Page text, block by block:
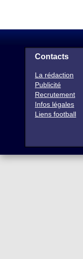
Contacts
La rédaction
Publicité
Recrutement
Infos légales
Liens football